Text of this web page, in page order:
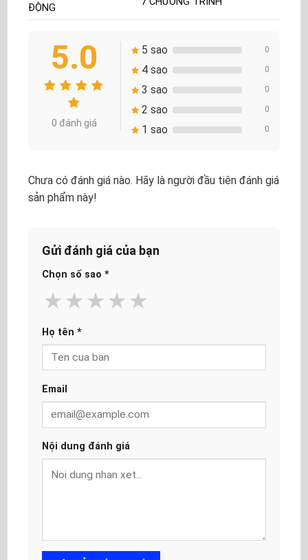
ĐỘNG
5.0
0 đánh giá
5 sao 0
4 sao 0
3 sao 0
2 sao 0
1 sao 0
Chưa có đánh giá nào. Hãy là người đầu tiên đánh giá
sản phẩm này!
Gửi đánh giá của bạn
Chọn số sao *
★
★
★
★
★
Họ tên *
Email
Nội dung đánh giá